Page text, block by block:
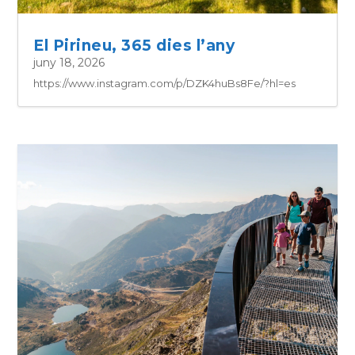
El Pirineu, 365 dies l’any
juny 18, 2026
https://www.instagram.com/p/DZK4huBs8Fe/?hl=es